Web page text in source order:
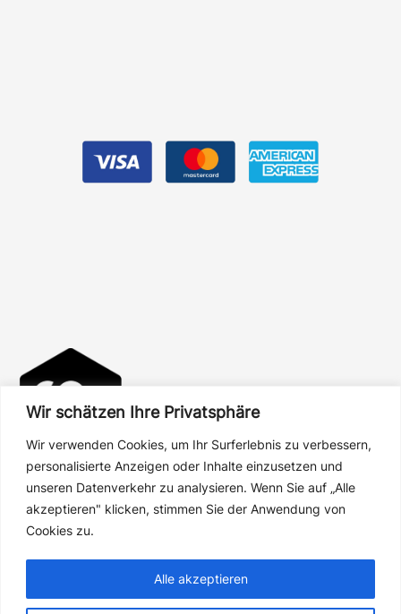
Wir schätzen Ihre Privatsphäre
Wir verwenden Cookies, um Ihr Surferlebnis zu verbessern,
personalisierte Anzeigen oder Inhalte einzusetzen und
unseren Datenverkehr zu analysieren. Wenn Sie auf „Alle
akzeptieren" klicken, stimmen Sie der Anwendung von
Cookies zu.
Alle akzeptieren
Über uns
Policy